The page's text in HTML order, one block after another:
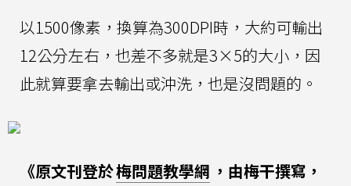
以1500像素，換算為300DPI時，大約可輸出
12公分左右，也差不多就是3×5的大小，因
此就算要拿去輸出或沖洗，也是沒問題的。
《原文刊登於梅問題教學網 ，由梅干撰寫，